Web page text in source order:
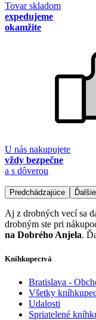
Tovar skladom
expedujeme
okamžite
U nás nakupujete
vždy bezpečne
a s dôverou
Predchádzajúce Ďalšie
Aj z drobných vecí sa
drobným ste pri
na Dobrého Anjela.
Kníhkupectvá
Bratislava -
Všetky
Udalosti
Spriatelené